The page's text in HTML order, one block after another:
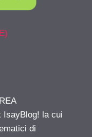
IsayBlog! la cui
di